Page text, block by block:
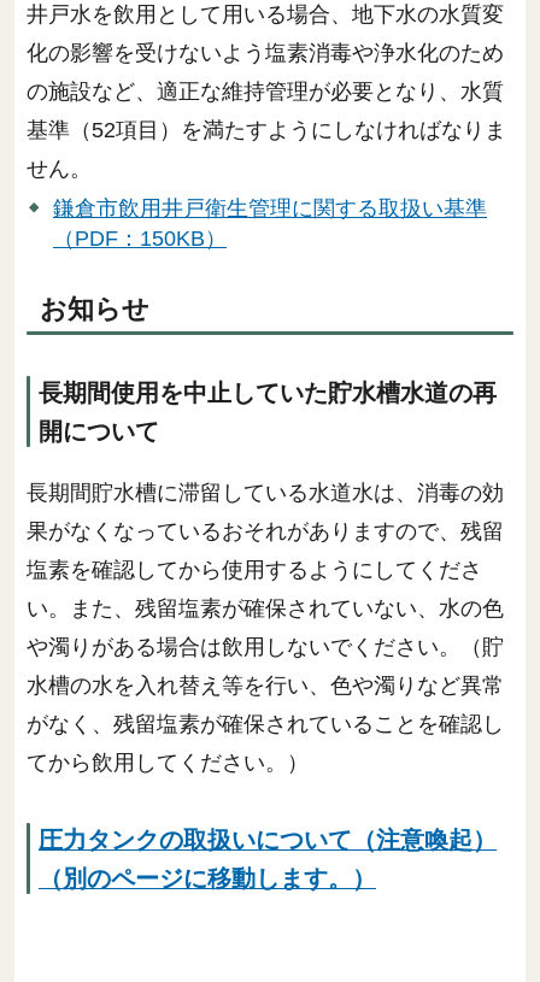
井戸水を飲用として用いる場合、地下水の水質変
化の影響を受けないよう塩素消毒や浄水化のため
の施設など、適正な維持管理が必要となり、水質
基準（52項目）を満たすようにしなければなりま
せん。
鎌倉市飲用井戸衛生管理に関する取扱い基準
（PDF：150KB）
お知らせ
長期間使用を中止していた貯水槽水道の再
開について
長期間貯水槽に滞留している水道水は、消毒の効
果がなくなっているおそれがありますので、残留
塩素を確認してから使用するようにしてくださ
い。また、残留塩素が確保されていない、水の色
や濁りがある場合は飲用しないでください。（貯
水槽の水を入れ替え等を行い、色や濁りなど異常
がなく、残留塩素が確保されていることを確認し
てから飲用してください。）
圧力タンクの取扱いについて（注意喚起）
（別のページに移動します。）